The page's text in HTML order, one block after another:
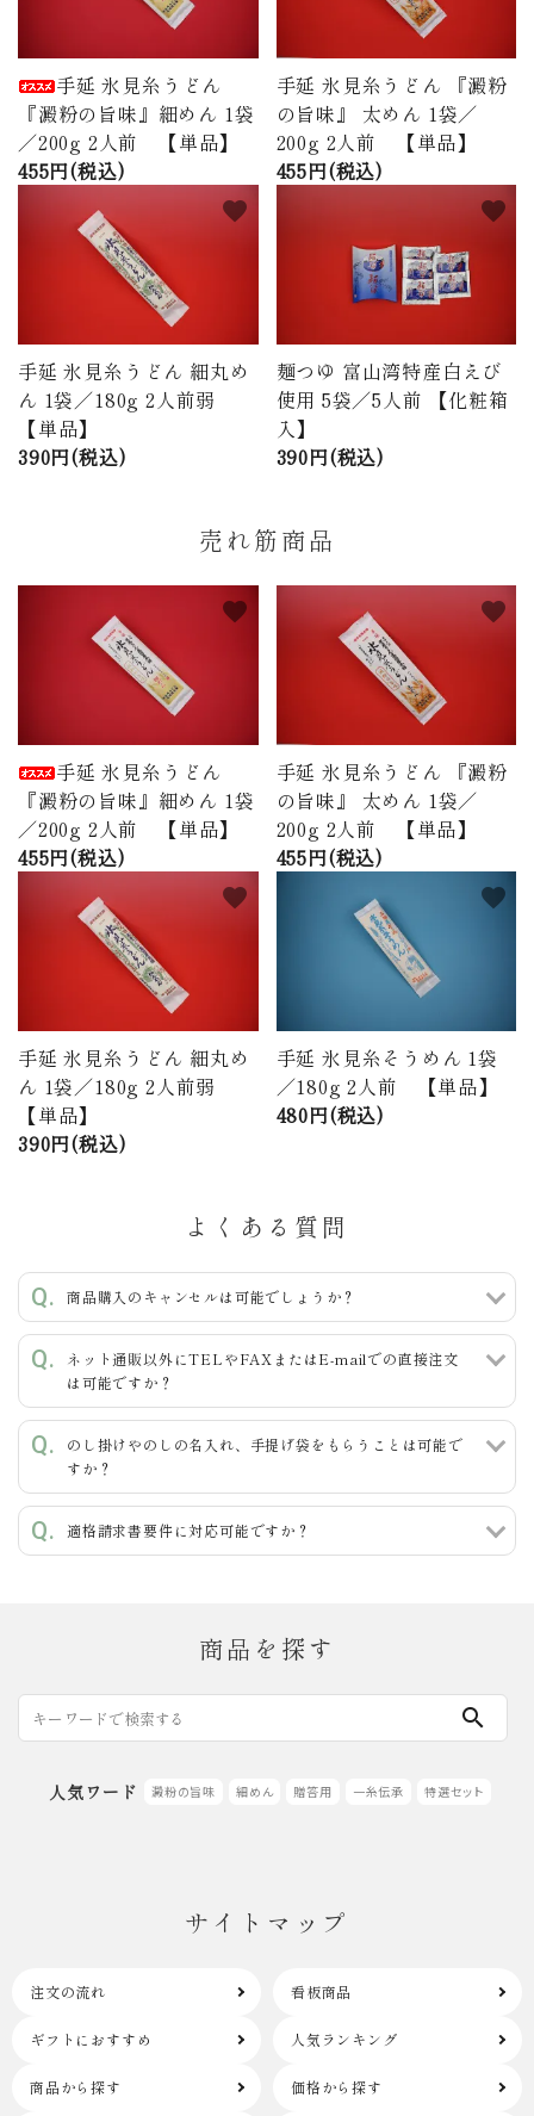
手延 氷見糸うどん
『澱粉の旨味』細めん 1袋
／200g 2人前 【単品】
455円(税込)
手延 氷見糸うどん 『澱粉
の旨味』 太めん 1袋／
200g 2人前 【単品】
455円(税込)
手延 氷見糸うどん 細丸め
ん 1袋／180g 2人前弱
【単品】
390円(税込)
favorite
麺つゆ 富山湾特産白えび
使用 5袋／5人前 【化粧箱
入】
390円(税込)
favorite
売れ筋商品
手延 氷見糸うどん
『澱粉の旨味』細めん 1袋
／200g 2人前 【単品】
455円(税込)
favorite
手延 氷見糸うどん 『澱粉
の旨味』 太めん 1袋／
200g 2人前 【単品】
455円(税込)
favorite
手延 氷見糸うどん 細丸め
ん 1袋／180g 2人前弱
【単品】
390円(税込)
favorite
手延 氷見糸そうめん 1袋
／180g 2人前 【単品】
480円(税込)
favorite
よくある質問
商品購入のキャンセルは可能でしょうか？
ネット通販以外にTELやFAXまたはE-mailでの直接注文
は可能ですか？
のし掛けやのしの名入れ、手提げ袋をもらうことは可能で
すか？
適格請求書要件に対応可能ですか？
商品を探す
search
人気ワード 澱粉の旨味 細めん 贈答用 一糸伝承 特選セット
サイトマップ
注文の流れ 看板商品
ギフトにおすすめ 人気ランキング
商品から探す 価格から探す